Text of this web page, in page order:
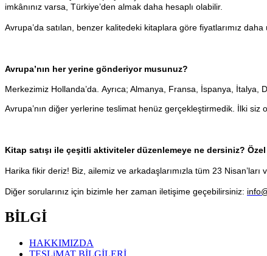
imkânınız varsa, Türkiye’den almak daha hesaplı olabilir.
Avrupa’da satılan, benzer kalitedeki kitaplara göre fiyatlarımız daha
Avrupa’nın her yerine gönderiyor musunuz?
Merkezimiz Hollanda’da. Ayrıca; Almanya, Fransa, İspanya, İtalya,
Avrupa’nın diğer yerlerine teslimat henüz gerçekleştirmedik. İlki siz
Kitap satışı ile çeşitli aktiviteler düzenlemeye ne dersiniz?
Harika fikir deriz! Biz, ailemiz ve arkadaşlarımızla tüm 23
Diğer sorularınız için bizimle her zaman iletişime geçebilirsiniz:
BİLGİ
HAKKIMIZDA
TESLiMAT BİLGİLERİ